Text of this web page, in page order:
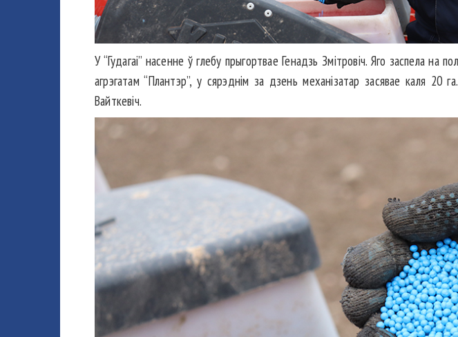
У “Гудагаі” насенне ў глебу прыгортвае Генадзь Змітровіч. Яго заспела
агрэгатам “Плантэр”, у сярэднім за дзень механізатар засявае каля
Вайткевіч.